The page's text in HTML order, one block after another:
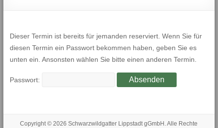
Dieser Termin ist bereits für jemanden reserviert. Wenn Sie für
diesen Termin ein Passwort bekommen haben, geben Sie es
unten ein. Ansonsten wählen Sie bitte einen anderen Termin.
Passwort:
Copyright © 2026Schwarzwildgatter Lippstadt gGmbH . Alle Rechte